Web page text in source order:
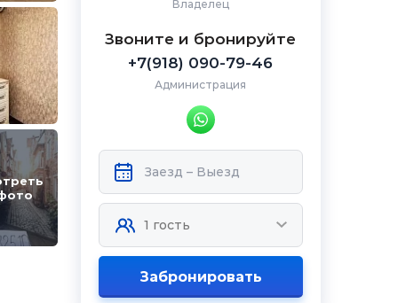
Владелец
Звоните и бронируйте
+7(918) 090-79-46
Администрация
Забронировать